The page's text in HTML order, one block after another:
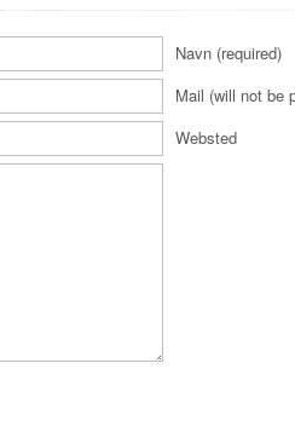
Navn (required)
Mail (will not be
Websted